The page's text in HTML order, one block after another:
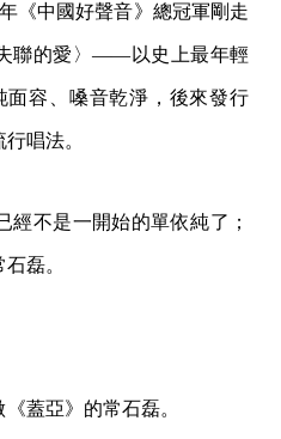
《中國好聲音》總冠軍剛走
聯的愛〉——以史上最年輕
面容、嗓音乾淨，後來發行
唱法。
經不是一開始的單依純了；
磊。
蓋亞》的常石磊。